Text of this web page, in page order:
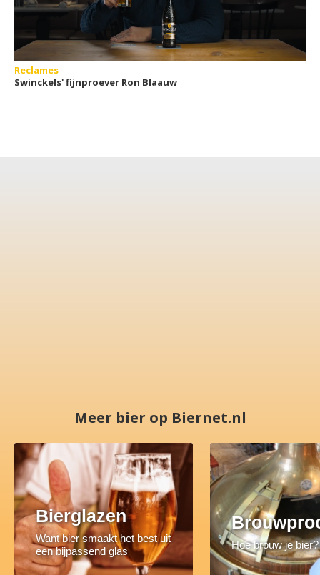
Reclames
Swinckels' fijnproever Ron Blaauw
Meer bier op Biernet.nl
Bierglazen
Want bier smaakt het best uit
een bijpassend glas
Hoe brouw je bier?